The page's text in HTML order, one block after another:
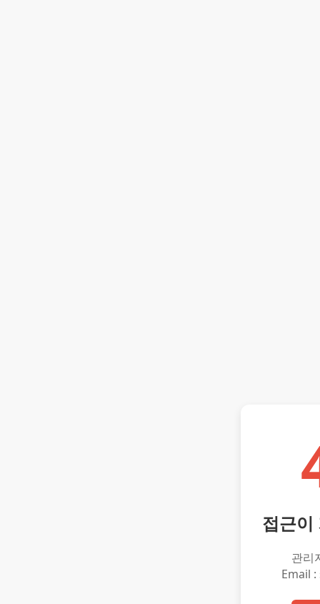
접근이
관리
Email